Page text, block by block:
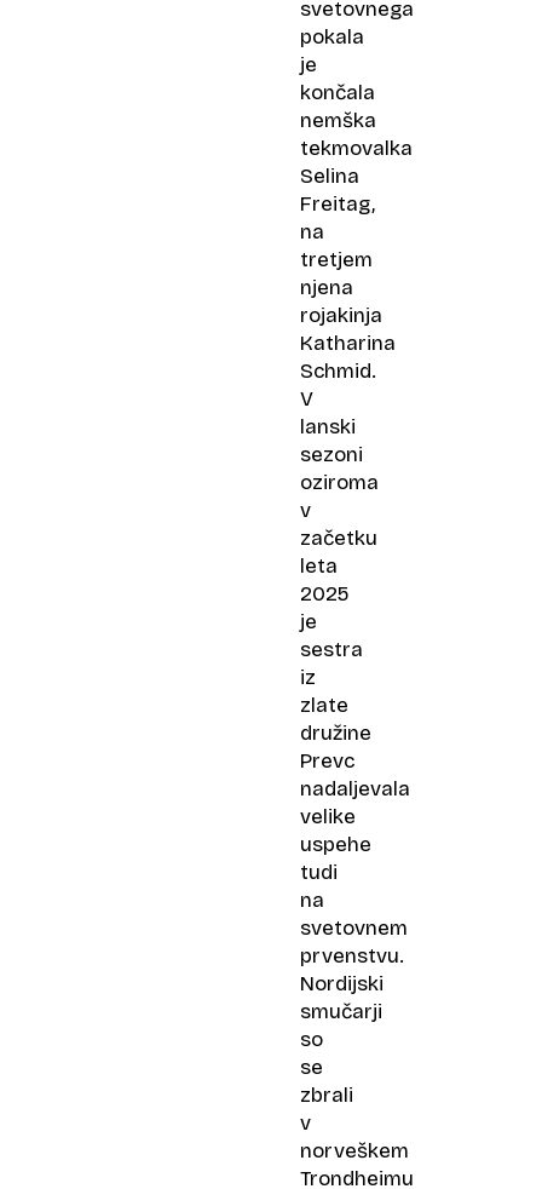
svetovnega
pokala
je
končala
nemška
tekmovalka
Selina
Freitag,
na
tretjem​
njena
rojakinja
Katharina
Schmid.
V
lanski
sezoni
oziroma
v
začetku
leta
2025
je
sestra
iz
zlate
družine
Prevc
nadaljevala
velike
uspehe
tudi
na
svetovnem
prvenstvu.
Nordijski
smučarji
so
se
zbrali
v
norveškem
Trondheimu